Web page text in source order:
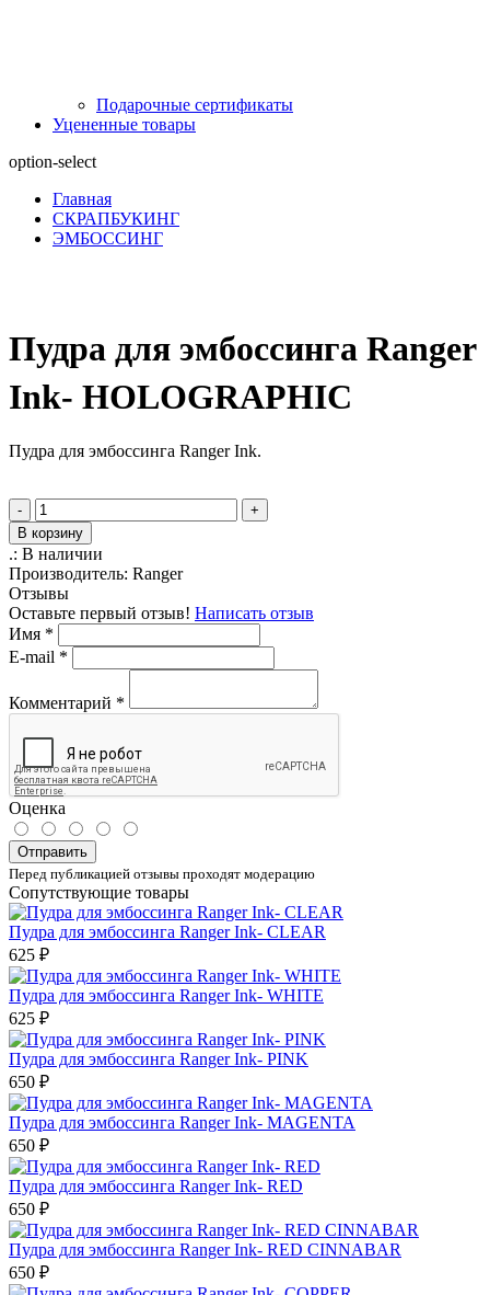
Подарочные сертификаты
Уцененные товары
option-select
Главная
СКРАПБУКИНГ
ЭМБОССИНГ
Пудра для эмбоссинга Ranger
Ink- HOLOGRAPHIC
Пудра для эмбоссинга Ranger Ink.
-
+
В корзину
.: В наличии
Производитель: Ranger
Отзывы
Оставьте первый отзыв! Написать отзыв
Имя *
E-mail *
Комментарий *
Оценка
Отправить
Перед публикацией отзывы проходят модерацию
Сопутствующие товары
Пудра для эмбоссинга Ranger Ink- CLEAR
625 ₽
Пудра для эмбоссинга Ranger Ink- WHITE
625 ₽
Пудра для эмбоссинга Ranger Ink- PINK
650 ₽
Пудра для эмбоссинга Ranger Ink- MAGENTA
650 ₽
Пудра для эмбоссинга Ranger Ink- RED
650 ₽
Пудра для эмбоссинга Ranger Ink- RED CINNABAR
650 ₽